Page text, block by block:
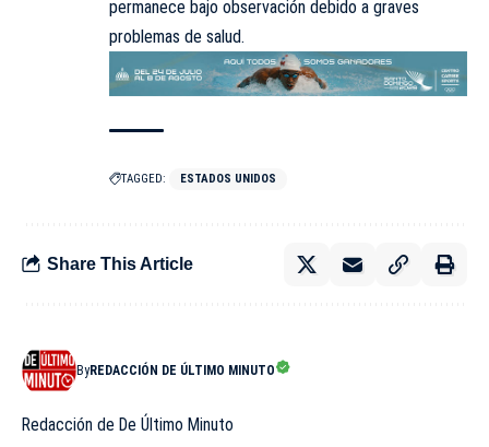
permanece bajo observación debido a graves
problemas de salud.
TAGGED: ESTADOS UNIDOS
Share This Article
ByREDACCIÓN DE ÚLTIMO MINUTO
Redacción de De Último Minuto